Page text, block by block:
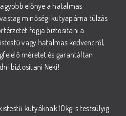
előnye a hatalmas
minőségi kutyapárna túlzás
fogja biztosítani a
vagy hatalmas kedvencről,
méretet és garantáltan
biztosítani Neki!
kutyáknak 10kg-s testsúlyig